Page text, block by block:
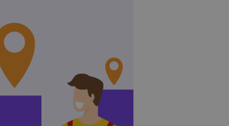
Allegro Woocommerce Shoper
BaseLinker